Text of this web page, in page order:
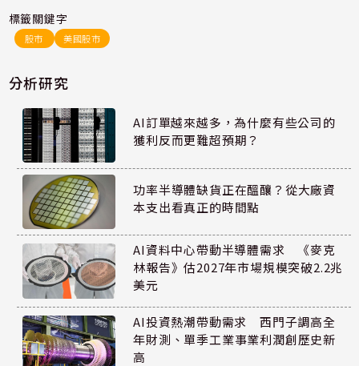
標籤關鍵字
股市 美國股市
分析研究
AI訂單越來越多，為什麼有些公司的
獲利反而更難超預期？
功率半導體缺貨正在醞釀？從大廠資
本支出看真正的時間點
AI資料中心帶動半導體需求 《麥克
林報告》估2027年市場規模突破2.2兆
美元
AI投資熱潮帶動需求 西門子調高全
年財測、單季工業事業利潤創歷史新
高